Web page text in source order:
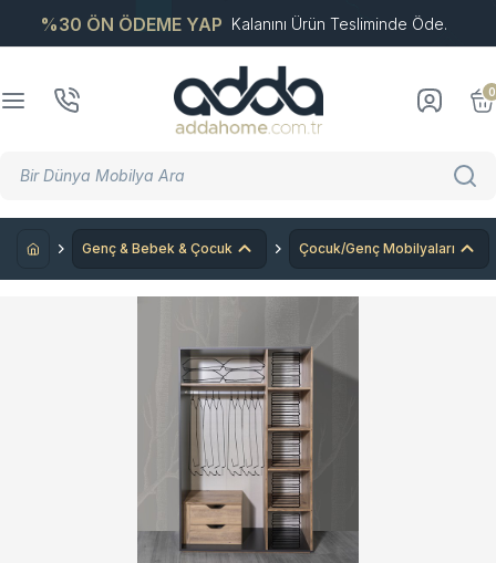
%30 ÖN ÖDEME YAP Kalanını Ürün Tesliminde Öde.
0
Genç & Bebek & Çocuk Çocuk/Genç Mobilyaları